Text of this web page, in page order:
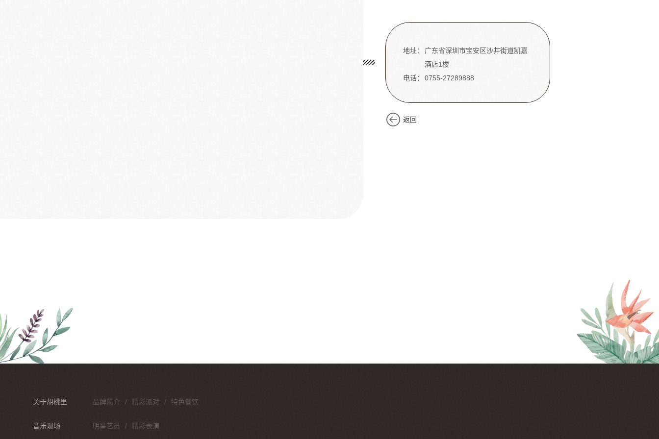
地址：
广东省深圳市宝安区沙井街道凯嘉
酒店1楼
电话：
0755-27289888
返回
关于胡桃里 品牌简介 精彩派对 特色餐饮
音乐现场 明星艺员 精彩表演